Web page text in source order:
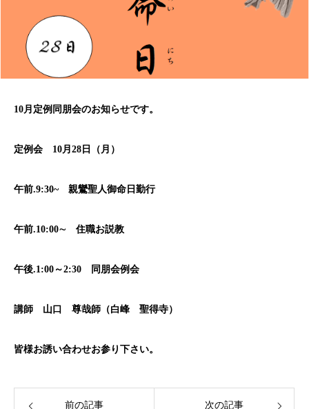
10月定例同朋会のお知らせです。
定例会 10月28日（月）
午前.9:30~ 親鸞聖人御命日勤行
午前.10:00∼ 住職お説教
午後.1:00～2:30 同朋会例会
講師 山口 尊哉師（白峰 聖得寺）
皆様お誘い合わせお参り下さい。
前の記事 次の記事